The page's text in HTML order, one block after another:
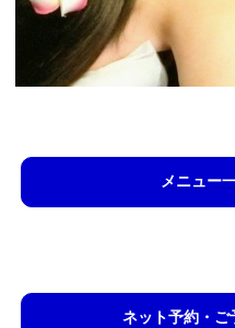
メニュー
ネット予約・